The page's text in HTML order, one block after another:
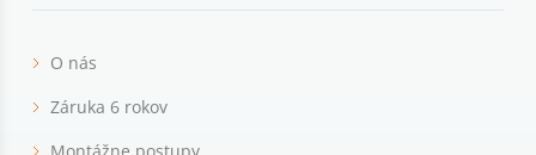
O nás
Záruka 6 rokov